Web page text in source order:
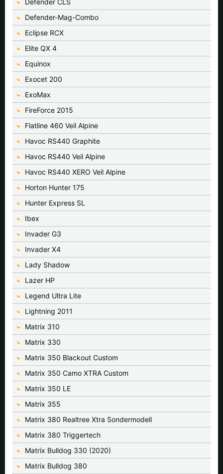
Defender-Mag-Combo
Eclipse RCX
Elite QX 4
Equinox
Exocet 200
ExoMax
FireForce 2015
Flatline 460 Veil Alpine
Havoc RS440 Graphite
Havoc RS440 Veil Alpine
Havoc RS440 XERO Veil Alpine
Horton Hunter 175
Hunter Express SL
Ibex
Invader G3
Invader X4
Lady Shadow
Lazer HP
Legend Ultra Lite
Lightning 2011
Matrix 310
Matrix 330
Matrix 350 Blackout Custom
Matrix 350 Camo XTRA Custom
Matrix 350 LE
Matrix 355
Matrix 380 Realtree Xtra Sondermodell
Matrix 380 Triggertech
Matrix Bulldog 330 (2020)
Matrix Bulldog 380